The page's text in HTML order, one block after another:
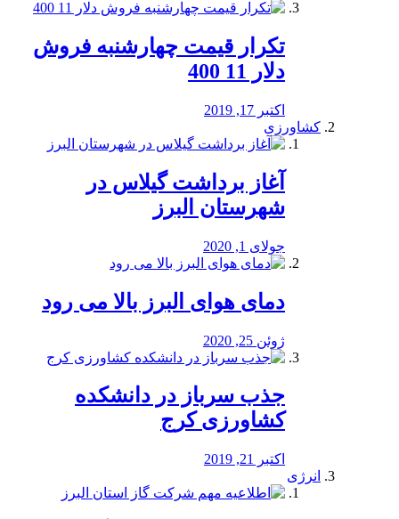
تکرار قیمت چهارشنبه فروش
دلار 11 400
اکتبر 17, 2019
کشاورزی
آغاز برداشت گیلاس در
شهرستان البرز
جولای 1, 2020
دمای هوای البرز بالا می رود
ژوئن 25, 2020
جذب سرباز در دانشکده
کشاورزی کرج
اکتبر 21, 2019
انرژی